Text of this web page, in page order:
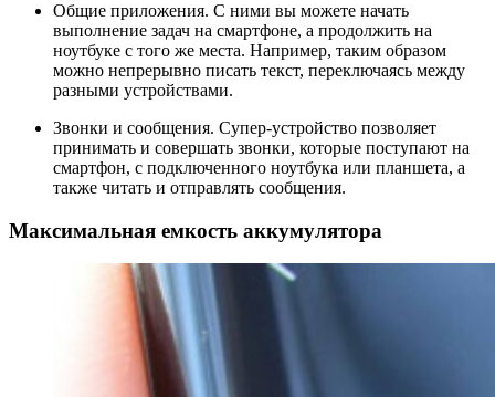
Общие приложения. С ними вы можете начать
выполнение задач на смартфоне, а продолжить на
ноутбуке с того же места. Например, таким образом
можно непрерывно писать текст, переключаясь между
разными устройствами.
Звонки и сообщения. Супер-устройство позволяет
принимать и совершать звонки, которые поступают на
смартфон, с подключенного ноутбука или планшета, а
также читать и отправлять сообщения.
Максимальная емкость аккумулятора